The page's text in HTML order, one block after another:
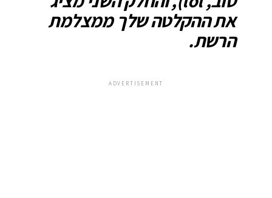
את ההקלטה שלך ממצלמת
הרשת.
ADVERTISEMENT